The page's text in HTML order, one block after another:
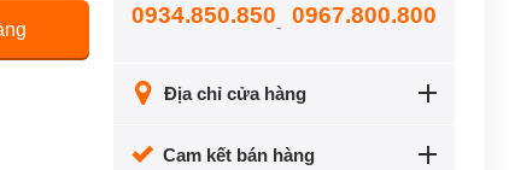
0934.850.850- 0967.800.800
Địa chỉ cửa hàng
Cam kết bán hàng